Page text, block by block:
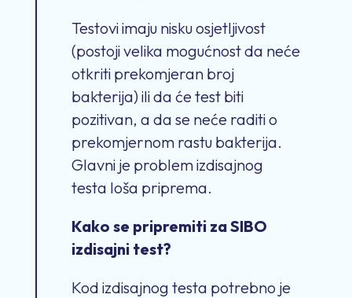
Testovi imaju nisku osjetljivost
(postoji velika mogućnost da neće
otkriti prekomjeran broj
bakterija) ili da će test biti
pozitivan, a da se neće raditi o
prekomjernom rastu bakterija.
Glavni je problem izdisajnog
testa loša priprema.
Kako se pripremiti za SIBO
izdisajni test?
Kod izdisajnog testa potrebno je